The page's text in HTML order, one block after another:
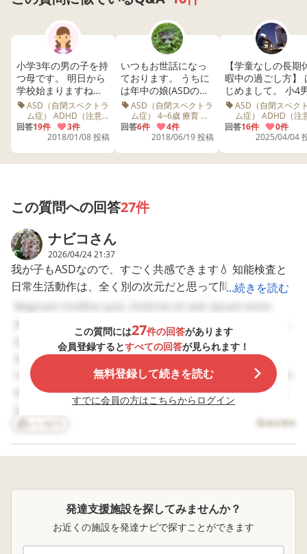
で駄目なの？傘がガーンと壁に当たって、折れて、◯◯ち
ゃん(自分)が怪我をしちゃうから？！」と言いながら癇癪
を起こすのです。
人や物に当たったら危ない、というのが理解できません。
自分の事しか考えられないのです。
こんな息子でも、たまーに回路が繋がっているような事が
あるんです。私が風邪を引いているのを少し心配してくれ
たり、全然話を聞いていないかと思っていたら、聞いて理
解している事があったり。
うね、と言われました。
しかし、どう考えても普通級は無理そうです。ですが、う
ちの自治体ではIQが境界知能以下でないと支援級に入れ
ず、情緒の支援級もありません。
例え情緒の支援級があっても、息子はついていけないので
はないかと思っています。療育の少人数でも1人だけ全く
ついていけてなかったからです。
皆さんのお子さんや、身の回りの人で、こんな壊滅的な
(失礼)状態から大人になった方はいらっしゃいますか？
どのような大人になりましたか？
知的に遅れがなければいつか考えられるようになるという
話を色々な方から聞きましたが、本当ですか？
それとも、ここまでだとまともに社会生活を送るのは無理
だったりしますか？
家庭の方針が全く決められず、困っています。
小学3年の男の子を持
つ母です。 明日から
学校始まりますね。
去年まで、出来る範
囲で宿題、課題、作
文、日々の生活寄り
添ってきたつもりで
す。 ですが、寄り添
うのに疲れました。
仮名さえ忘れる、長
さ？重さ？量の単
位？あんなに頑張っ
て教えてきたのに、
少し経つと全く覚え
てない。割り算？九
九？カタカナでさえ
忘れるのに一体私に
どうしろと？ 苦労し
てるのは本人だか
ら？ はっきり言って
教える方が苦労して
る。 特別クラスに行
けば良いのに、拒否
するし、ディも嫌だ
と泣きながら拒む。
自分からやりたいと
れず、一年持たず。
死ぬまで自分の子供
だから寄り添えと？
と？ とならきゃなら
ないから、私が狂
う。 私が狂うと、子
供も狂う。家族も狂
ASD（自閉スペクトラ
ム症） ADHD（注意
欠如多動症） LD・
SLD（限局性学習症）
宿題
回答19件
3件
2018/01/08 投稿
いつもお世話になっ
ております。 うちに
は年中の娘(ASDの診
断あり、ADHDもあ
りそうだが未診断)が
おり、幼稚園と療育
を併用しています。
その娘の対応につい
てのご相談なのです
かるまで恐ろしく時
間が掛かります。 や
いか？と病院の先生
に言われたことがあ
ったのですが、なか
りません。 幼稚園に
着いたら、靴を脱
ぐ。←この段階でボ
ヤ〜っとして動きま
声を掛けにきてくれ
マジックテープを外
ていて、お友達が教
までにとても時間が
掛かります。 朝の準
備や給食のお片づ
け、また体操教室や
ASD（自閉スペクトラ
ム症） 4~6歳 療育 ト
ークン 着替え 病院 診
断 絵カード 幼稚園 加
回答6件
4件
2018/06/19 投稿
【学童なしの長期
暇中の過ごし方】
じめまして。 小4
子(ADHD,ASD,LD
済み)の母です。 長期
休暇中の過ごし方
ついて小学生の保
者様はどうされて
るでしょうか。 当方
回、プログラミン
週1回 ・放デイは
習支援型週2回、
も1回1時間。 ・
のため学校終わり
行く時間がなく学
は退室 ・当方の地
では長期休暇期間
みの学童入室は不
・学童なしのため
課後は放デイや習
させていたところ
覚 問題行動としては
私や学校の先生方
放デイの先生方か
も再三伝えるので
が なぜダメなのか
ASD（自閉スペク
ム症） ADHD（注
欠如多動症） LD・
SLD（限局性学習
療育 習い事 遊び
診断 学習 先生 マ
回答16件
0件
2025/04/04
この質問への回答27件
ナビコさん
2026/04/24 21:37
我が子もASDなので、すごく共感できます💧 知能検査と
日常生活動作は、全く別の次元だと思って間違いないで
す。 発達障害は、生活の障害です。 我が子は中度です
が、失礼ながらさらに上というか、ASDはけっこう重いの
かなと感じました。 就労型のデイサービスに行ったら、
多くがカナー型自閉症児なので、何をするか手順書を壁に
貼っています。 手順書も、文字がわからない子は絵や写
真、文字がある程度わかる子は映像を減らして、文字がし
っかり読める子は文字だけ、となっています。 一日のタ
イムスケジュールも、時計の絵をつけてやることの絵カー
ド。 保護者の勉強会で、私も作ったり、家でホワイトボ
ードに書いてたりはしたけど、まあ全く見ませんね。 存
も、家だとしませんね。 しかも支援学級の担任に視覚支
援を頼んだら（小１の時）、叱られました。 「そんなの
に頼って将来どうするんですか、そんなものなしでできる
ようにさせないと」と。 いや、それができないから困っ
...続きを読む
Magnam mollitia quis. Dolores et sed. Ipsam enim
adipisci. Accusamus dolor consequuntur. Eveniet quis
quia. Quis soluta esse. Aut in id. Eos cupiditate
assumenda. Quibusdam excepturi tempore. Quasi
nostrum tenetur. Et laborum ea. Ut quia qui. Nesciunt
explicabo sed. Consequatur occaecati quia. Similique
non officiis. Quo optio delectus. Eos pariatur ex. Aut
cum ab. Dolores id ut. Velit consequatur aliquam.
Odio aut blanditiis. Eveniet aliquam nobis. Molestiae
dolor quaerat. Ad qui amet. Et veniam atque. Optio
sequi. Ut suscipit culpa. Corporis officiis eos.
この質問には27件の回答があります
会員登録するとすべての回答が見られます！
無料登録して続きを読む
すでに会員の方はこちらからログイン
いいね 違反報告
発達支援施設を探してみませんか？
お近くの施設を発達ナビで探すことができます